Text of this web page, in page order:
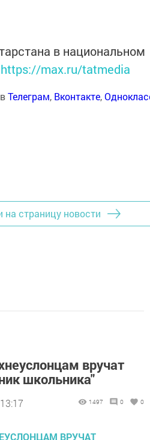
в национальном
https://max.ru/tatmedia
Телеграм, Вконтакте,
на страницу новости
вручат
школьника"
1497 0 0